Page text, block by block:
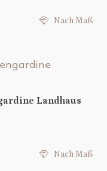
Nach Maß
Landhaus
Nach Maß